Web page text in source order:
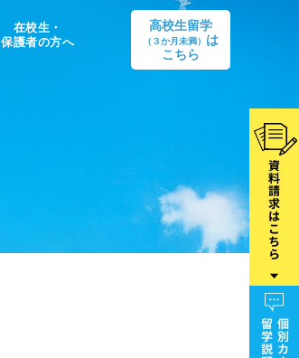
在校生・
保護者の方へ
高校生留学
（３か月未満）
は
こちら